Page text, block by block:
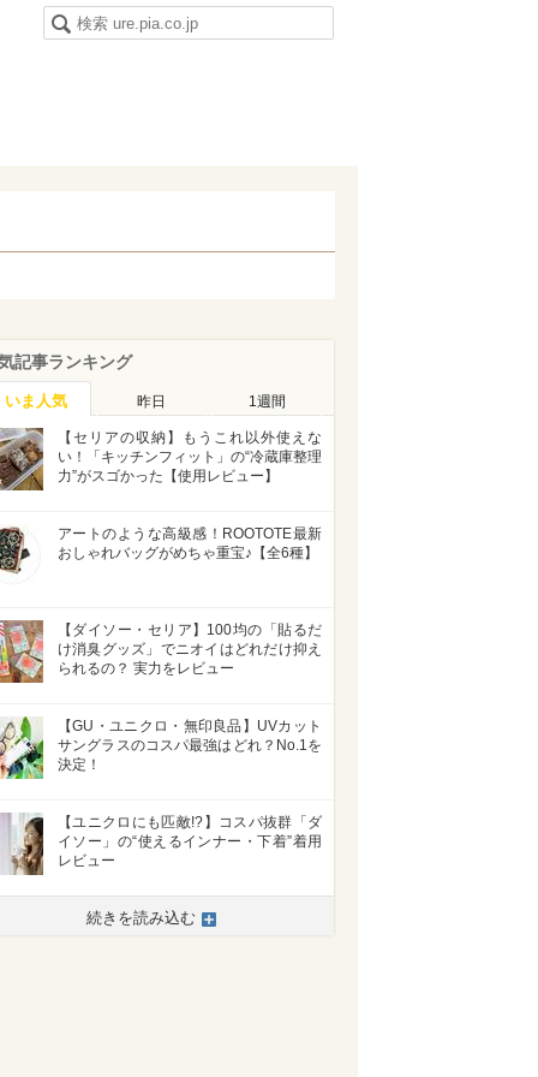
記事ランキング
いま人気 昨日 1週間
【セリアの収納】もうこれ以外使えな
い！「キッチンフィット」の“冷蔵庫整理
力”がスゴかった【使用レビュー】
アートのような高級感！ROOTOTE最新
おしゃれバッグがめちゃ重宝♪【全6種】
【ダイソー・セリア】100均の「貼るだ
け消臭グッズ」でニオイはどれだけ抑え
られるの？ 実力をレビュー
【GU・ユニクロ・無印良品】UVカット
サングラスのコスパ最強はどれ？No.​1を
決定！
【ユニクロにも匹敵!?】コスパ抜群「ダ
イソー」の“使えるインナー・下着”着用
レビュー
続きを読み込む